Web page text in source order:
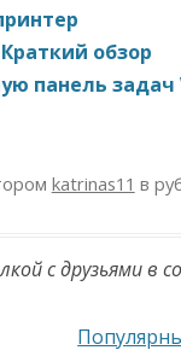
обзор
панель задач
katrinas11 в
с друзьями в